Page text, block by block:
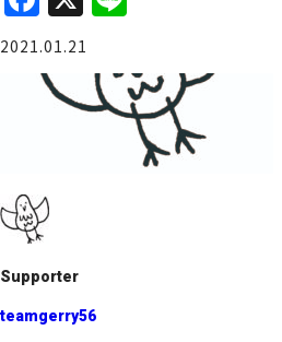
a
c
e
o
k
e
2021.01.21
Supporter
teamgerry56